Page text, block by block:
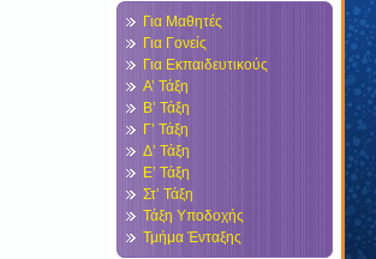
Για Μαθητές
Για Γονείς
Για Εκπαιδευτικούς
Α’ Τάξη
Β’ Τάξη
Γ’ Τάξη
Δ’ Τάξη
Ε’ Τάξη
Στ’ Τάξη
Τάξη Υποδοχής
Τμήμα Ένταξης